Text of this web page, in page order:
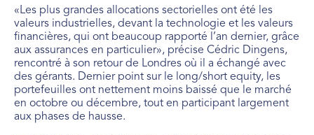
«Les plus grandes allocations sectorielles ont été les
valeurs industrielles, devant la technologie et les valeurs
financières, qui ont beaucoup rapporté l’an dernier, grâce
aux assurances en particulier», précise Cédric Dingens,
rencontré à son retour de Londres où il a échangé avec
des gérants. Dernier point sur le long/short equity, les
portefeuilles ont nettement moins baissé que le marché
en octobre ou décembre, tout en participant largement
aux phases de hausse.